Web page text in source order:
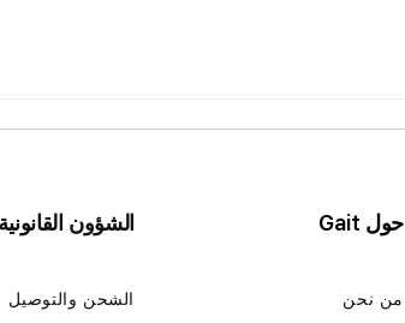
حول Gait
من نحن
الشؤون القانونية
الشحن والتوصيل